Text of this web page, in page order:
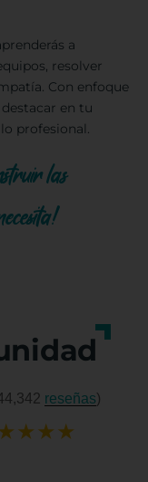
a
resolver
Con enfoque
en tu
profesional.
las
reseñas)
★★★